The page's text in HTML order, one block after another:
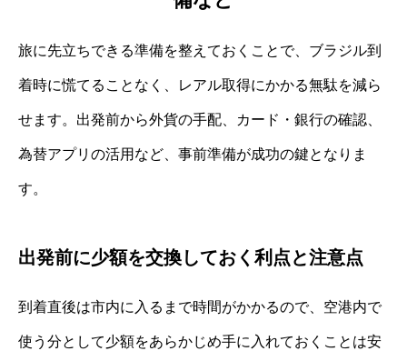
旅に先立ちできる準備を整えておくことで、ブラジル到
着時に慌てることなく、レアル取得にかかる無駄を減ら
せます。出発前から外貨の手配、カード・銀行の確認、
為替アプリの活用など、事前準備が成功の鍵となりま
す。
出発前に少額を交換しておく利点と注意点
到着直後は市内に入るまで時間がかかるので、空港内で
使う分として少額をあらかじめ手に入れておくことは安